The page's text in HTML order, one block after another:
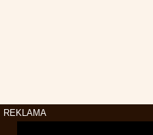
REKLAMA